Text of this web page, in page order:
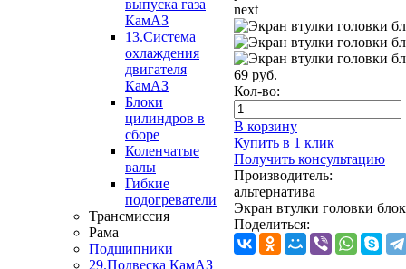
выпуска газа
КамАЗ
13.Система
охлаждения
двигателя
КамАЗ
Блоки
цилиндров в
сборе
Коленчатые
валы
Гибкие
подогреватели
Трансмиссия
Рама
Подшипники
29.Подвеска КамАЗ
next
69 руб.
Кол-во:
В корзину
Купить в 1 клик
Получить консультацию
Производитель:
альтернатива
Экран втулки головки
Поделиться: